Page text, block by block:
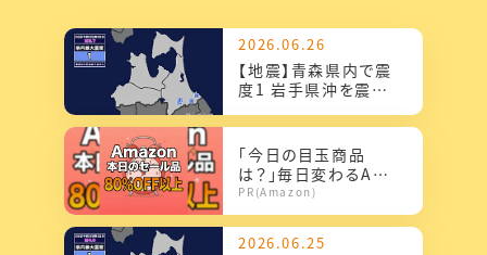
2026.06.26
【地震】青森県内で震
度1 岩手県沖を震源
震が発生 津波の心
配...
「今日の目玉商品
は？」毎日変わるAma
zonタイムセールが見
逃せない
PR(Amazon)
2026.06.25